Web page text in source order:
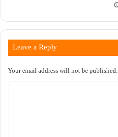
Leave a Reply
Your email address will not be published.